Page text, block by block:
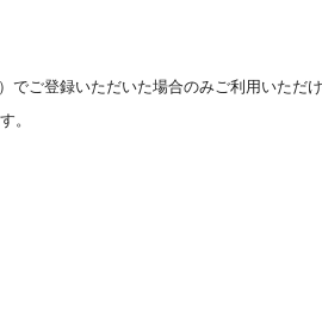
ご登録いただいた場合のみご利用いただ
。